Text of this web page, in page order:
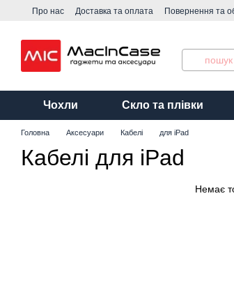
Перейти до основного контенту
Про нас Доставка та оплата Повернення та
Чохли Скло та плівки
Головна Аксесуари Кабелі для iPad
Кабелі для iPad
Немає